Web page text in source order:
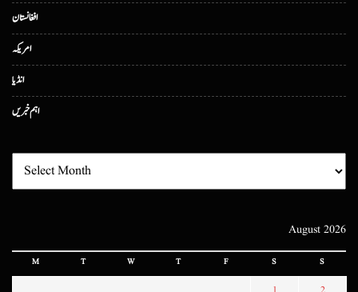
افغانستان
امریکہ
انڈیا
اہم خبریں
August 2026
M T W T F S S